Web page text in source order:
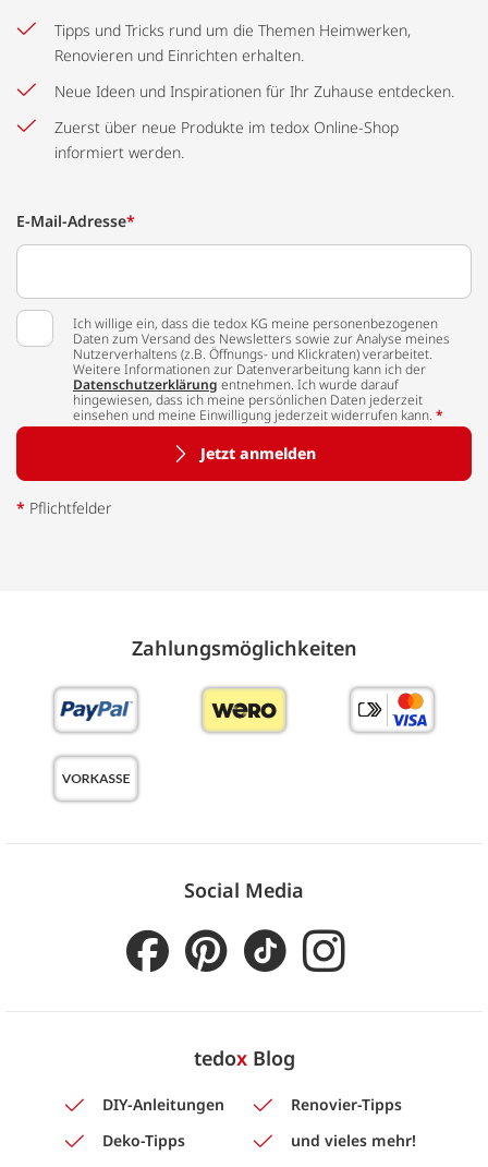
Tipps und Tricks rund um die Themen Heimwerken,
Renovieren und Einrichten erhalten.
Neue Ideen und Inspirationen für Ihr Zuhause entdecken.
Zuerst über neue Produkte im tedox Online-Shop
informiert werden.
E-Mail-Adresse*
Ich willige ein, dass die tedox KG meine personenbezogenen
Daten zum Versand des Newsletters sowie zur Analyse meines
Nutzerverhaltens (z.B. Öffnungs- und Klickraten) verarbeitet.
Weitere Informationen zur Datenverarbeitung kann ich der
Datenschutzerklärung entnehmen. Ich wurde darauf
hingewiesen, dass ich meine persönlichen Daten jederzeit
einsehen und meine Einwilligung jederzeit widerrufen kann. *
Jetzt anmelden
* Pflichtfelder
Zahlungs­möglich­keiten
Social Media
tedoxBlog
DIY-Anleitungen
Renovier-Tipps
Deko-Tipps
und vieles mehr!